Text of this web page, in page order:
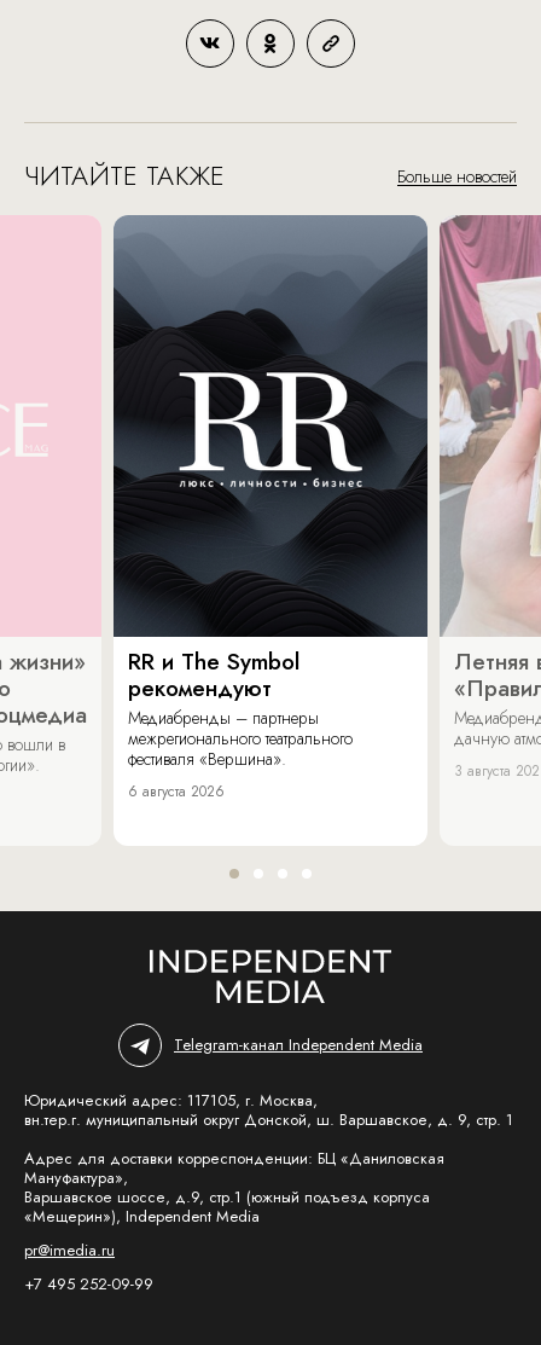
ЧИТАЙТЕ ТАКЖЕ Больше новостей
жизни»
вошли в
RR и The Symbol
рекомендуют
Медиабренды – партнеры
межрегионального театрального
фестиваля «Вершина».
6 августа 2026
Летняя
дачную
3 августа
Telegram-канал Independent Media
Юридический адрес: 117105, г. Москва,
вн.тер.г. муниципальный округ Донской, ш. Варшавское, д. 9, стр. 1
Адрес для доставки корреспонденции: БЦ «Даниловская
Мануфактура»,
Варшавское шоссе, д.9, стр.1 (южный подъезд корпуса
«Мещерин»), Independent Media
pr@imedia.ru
+7 495 252-09-99